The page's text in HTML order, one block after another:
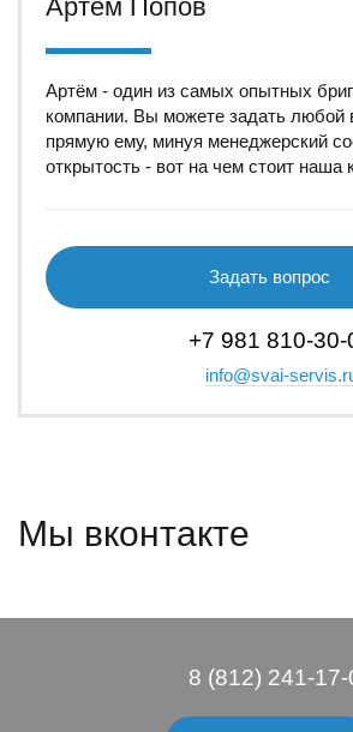
Артём Попов
Артём - один из самых опытных
компании. Вы можете задать любой
прямую ему, минуя менеджерский
открытость - вот на чем стоит наша
Задать вопрос
+7 981 810-30-
info@svai-
Мы вконтакте
8 (812) 241-17-